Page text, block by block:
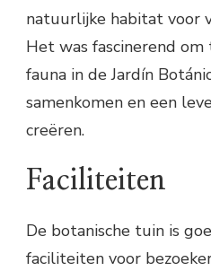
natuurlijke habitat voor
Het was fascinerend
fauna in de Jardín
samenkomen en een
creëren.
Faciliteiten
De botanische tuin is
faciliteiten voor